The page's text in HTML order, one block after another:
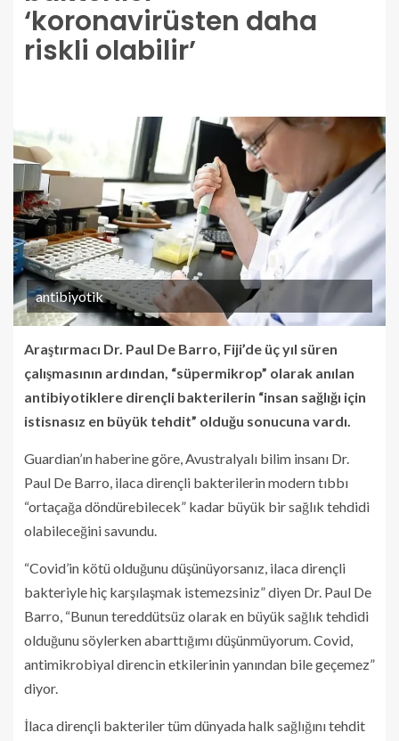
‘koronavirüsten daha
riskli olabilir’
antibiyotik
Araştırmacı Dr. Paul De Barro, Fiji’de üç yıl süren
çalışmasının ardından, “süpermikrop” olarak anılan
antibiyotiklere dirençli bakterilerin “insan sağlığı için
istisnasız en büyük tehdit” olduğu sonucuna vardı.
Guardian’ın haberine göre, Avustralyalı bilim insanı Dr.
Paul De Barro, ilaca dirençli bakterilerin modern tıbbı
“ortaçağa döndürebilecek” kadar büyük bir sağlık tehdidi
olabileceğini savundu.
“Covid’in kötü olduğunu düşünüyorsanız, ilaca dirençli
bakteriyle hiç karşılaşmak istemezsiniz” diyen Dr. Paul De
Barro, “Bunun tereddütsüz olarak en büyük sağlık tehdidi
olduğunu söylerken abarttığımı düşünmüyorum. Covid,
antimikrobiyal direncin etkilerinin yanından bile geçemez”
diyor.
İlaca dirençli bakteriler tüm dünyada halk sağlığını tehdit